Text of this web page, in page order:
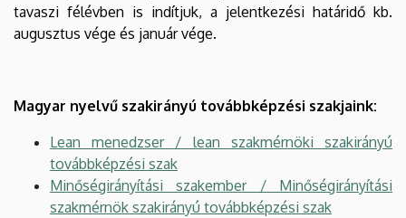
tavaszi félévben is indítjuk, a jelentkezési határidő kb.
augusztus vége és január vége.
Magyar nyelvű szakirányú továbbképzési szakjaink:
Lean menedzser / lean szakmérnöki szakirányú
továbbképzési szak
Minőségirányítási szakember / Minőségirányítási
szakmérnök szakirányú továbbképzési szak